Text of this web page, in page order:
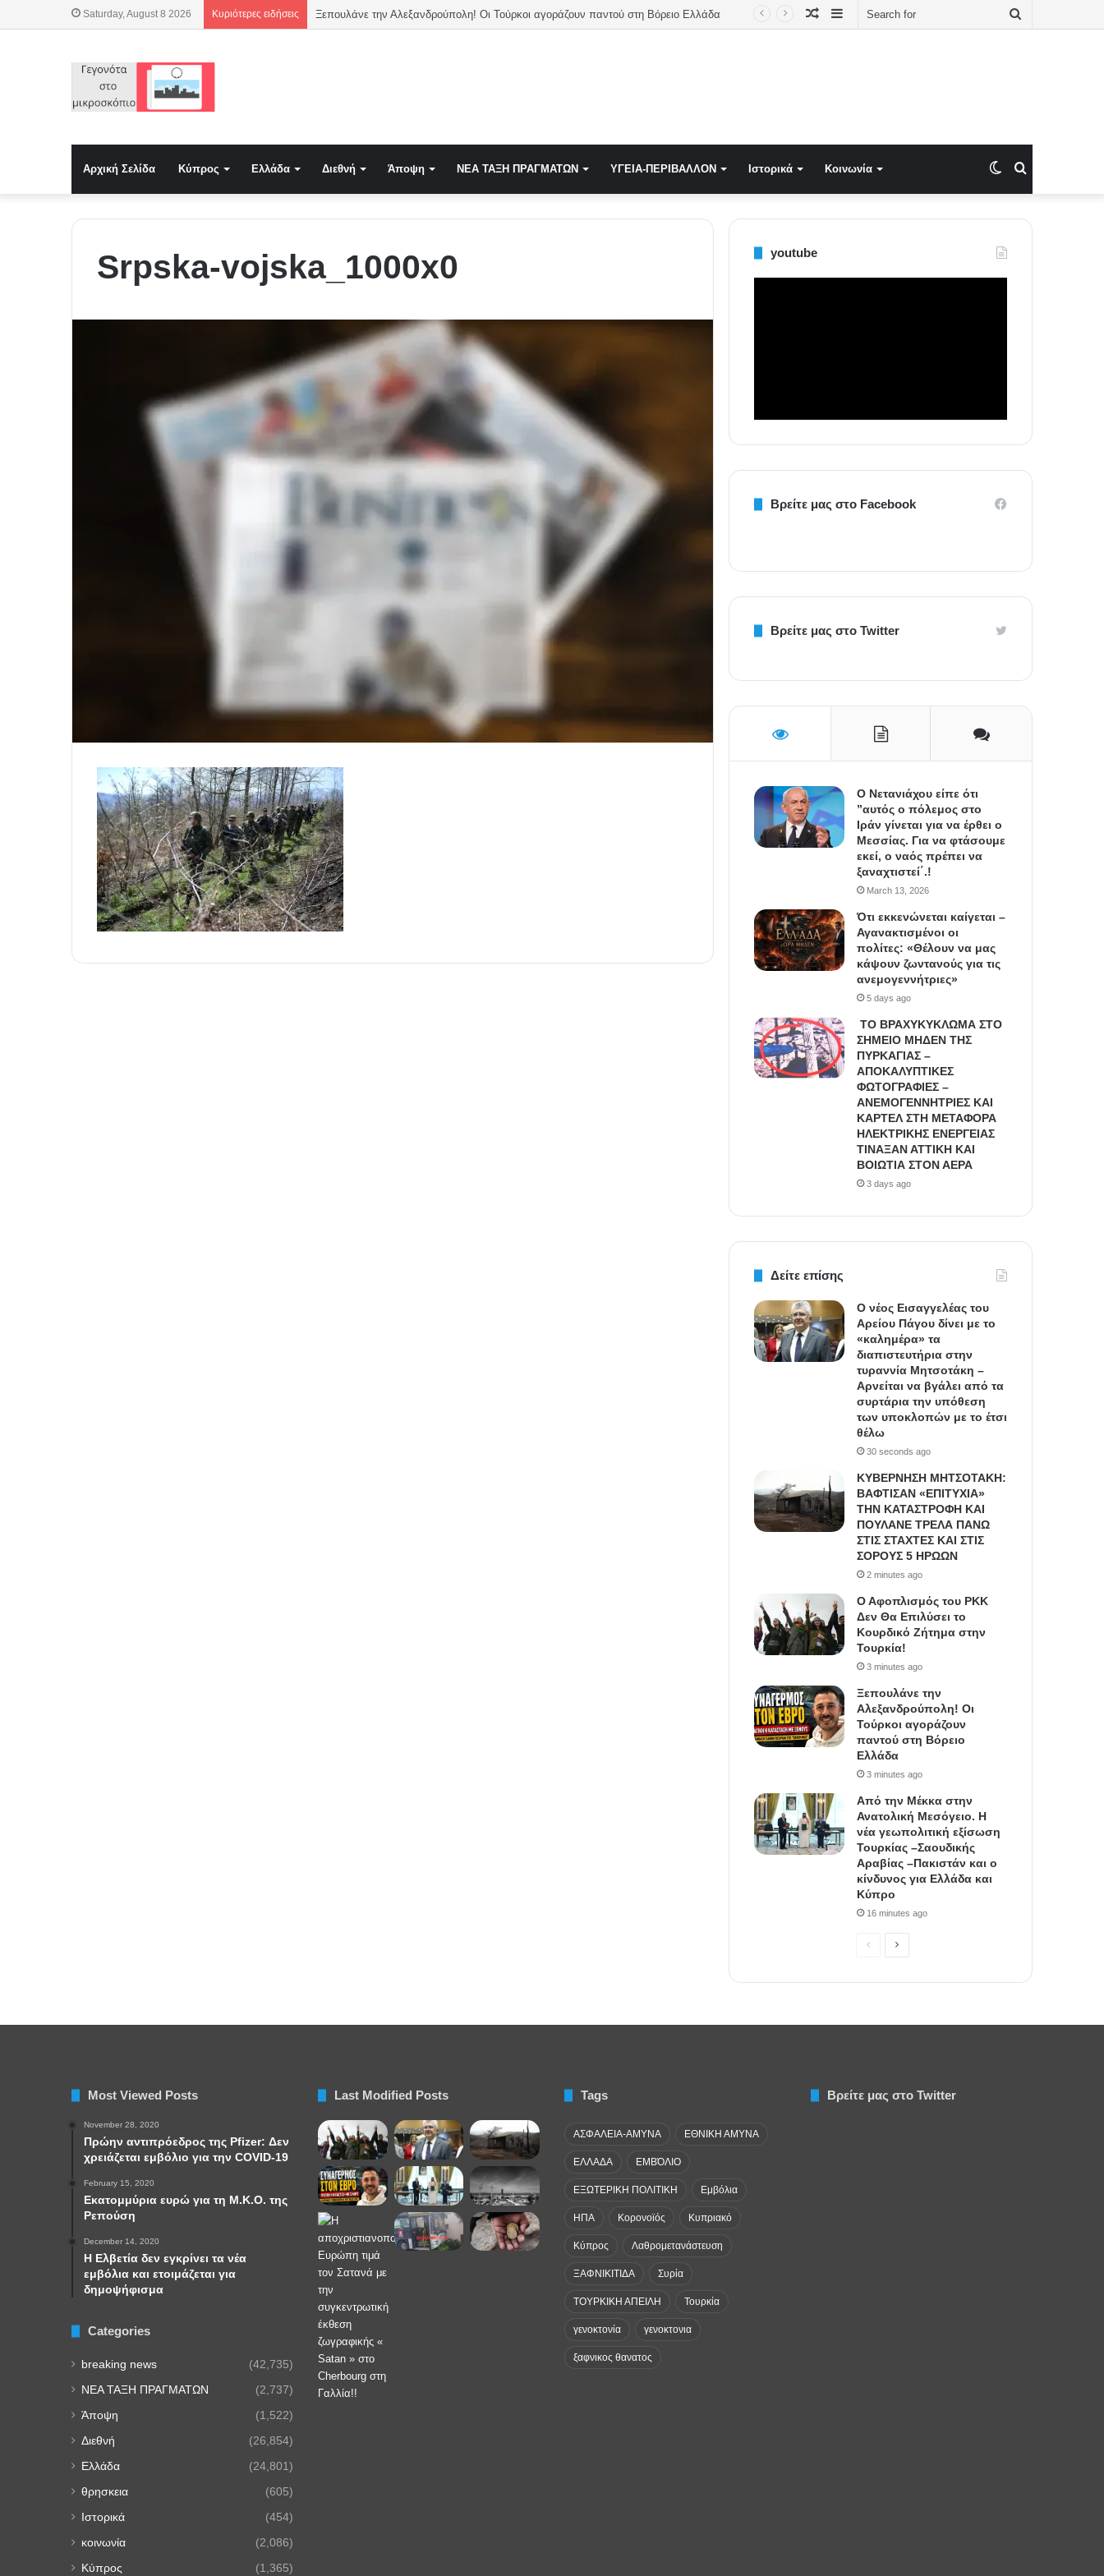
Saturday, August 8 2026 Κυριότερες ειδήσεις Ξεπουλάνε την Αλεξανδρούπολη! Οι Τούρκοι αγοράζουν παντού στη Βόρειο Ελλάδα Sidebar
Random
Αρχική Σελίδα Κύπρος Ελλάδα Διεθνή Άποψη NEA TAΞΗ ΠΡΑΓΜΑΤΩΝ ΥΓΕΙΑ-ΠΕΡΙΒΑΛΛΟΝ Ιστορικά Κοινωνία Switch
skin
Srpska-vojska_1000x0 youtube
Βρείτε μας στο Facebook
Βρείτε μας στο Twitter
Ο Νετανιάχου είπε ότι
”αυτός ο πόλεμος στο
Ιράν γίνεται για να έρθει ο
Μεσσίας. Για να φτάσουμε
εκεί, ο ναός πρέπει να
ξαναχτιστεί΄.!
March 13, 2026
Ότι εκκενώνεται καίγεται –
Αγανακτισμένοι οι
πολίτες: «Θέλουν να μας
κάψουν ζωντανούς για τις
ανεμογεννήτριες»
5 days ago
ΤΟ ΒΡΑΧΥΚΥΚΛΩΜΑ ΣΤΟ
ΣΗΜΕΙΟ ΜΗΔΕΝ ΤΗΣ
ΠΥΡΚΑΓΙΑΣ –
ΑΠΟΚΑΛΥΠΤΙΚΕΣ
ΦΩΤΟΓΡΑΦΙΕΣ –
ΑΝΕΜΟΓΕΝΝΗΤΡΙΕΣ ΚΑΙ
ΚΑΡΤΕΛ ΣΤΗ ΜΕΤΑΦΟΡΑ
ΗΛΕΚΤΡΙΚΗΣ ΕΝΕΡΓΕΙΑΣ
ΤΙΝΑΞΑΝ ΑΤΤΙΚΗ ΚΑΙ
ΒΟΙΩΤΙΑ ΣΤΟΝ ΑΕΡΑ
3 days ago
Δείτε επίσης
Ο νέος Εισαγγελέας του
Αρείου Πάγου δίνει με το
«καλημέρα» τα
διαπιστευτήρια στην
τυραννία Μητσοτάκη –
Αρνείται να βγάλει από τα
συρτάρια την υπόθεση
των υποκλοπών με το έτσι
θέλω
30 seconds ago
ΚΥΒΕΡΝΗΣΗ ΜΗΤΣΟΤΑΚΗ:
ΒΑΦΤΙΣΑΝ «ΕΠΙΤΥΧΙΑ»
ΤΗΝ ΚΑΤΑΣΤΡΟΦΗ ΚΑΙ
ΠΟΥΛΑΝΕ ΤΡΕΛΑ ΠΑΝΩ
ΣΤΙΣ ΣΤΑΧΤΕΣ ΚΑΙ ΣΤΙΣ
ΣΟΡΟΥΣ 5 ΗΡΩΩΝ
2 minutes ago
Ο Αφοπλισμός του PKK
Δεν Θα Επιλύσει το
Κουρδικό Ζήτημα στην
Τουρκία!
3 minutes ago
Ξεπουλάνε την
Αλεξανδρούπολη! Οι
Τούρκοι αγοράζουν
παντού στη Βόρειο
Ελλάδα
3 minutes ago
Από την Μέκκα στην
Ανατολική Μεσόγειο. Η
νέα γεωπολιτική εξίσωση
Τουρκίας –Σαουδικής
Αραβίας –Πακιστάν και ο
κίνδυνος για Ελλάδα και
Κύπρο
16 minutes ago
Most Viewed Posts
November 28, 2020
Πρώην αντιπρόεδρος της Pfizer: Δεν
χρειάζεται εμβόλιο για την COVID-19
February 15, 2020
Εκατομμύρια ευρώ για τη Μ.Κ.Ο. της
Ρεπούση
December 14, 2020
Η Ελβετία δεν εγκρίνει τα νέα
εμβόλια και ετοιμάζεται για
δημοψήφισμα
Categories
breaking news (42,735)
NEA TAΞΗ ΠΡΑΓΜΑΤΩΝ (2,737)
Άποψη (1,522)
Διεθνή (26,854)
Ελλάδα (24,801)
θρησκεια (605)
Ιστορικά (454)
κοινωνία (2,086)
Κύπρος (1,365)
Last Modified Posts Tags
ΑΣΦΑΛΕΙΑ-ΑΜΥΝΑ ΕΘΝΙΚΗ ΑΜΥΝΑ
ΕΛΛΑΔΑ ΕΜΒΌΛΙΟ
ΕΞΩΤΕΡΙΚΗ ΠΟΛΙΤΙΚΗ Εμβόλια
ΗΠΑ Κορονοϊός Κυπριακό
Κύπρος Λαθρομετανάστευση
ΞΑΦΝΙΚΙΤΙΔΑ Συρία
ΤΟΥΡΚΙΚΗ ΑΠΕΙΛΗ Τουρκία
γενοκτονία γενοκτονια
ξαφνικος θανατος
Βρείτε μας στο Twitter